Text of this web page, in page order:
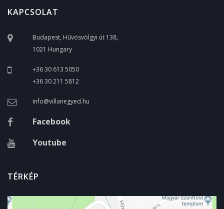
KAPCSOLAT
Budapest, Hűvösvölgyi út 138,
1021 Hungary
+36 30 613 5050
+36 30 211 5812
info@villanegyed.hu
Facebook
Youtube
TÉRKÉP